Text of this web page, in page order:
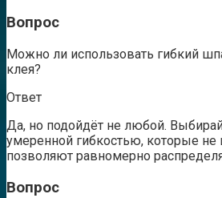
Вопрос
Можно ли использовать гибкий
клея?
Ответ
Да, но подойдёт не любой.
умеренной гибкостью, которые не
позволяют равномерно
Вопрос